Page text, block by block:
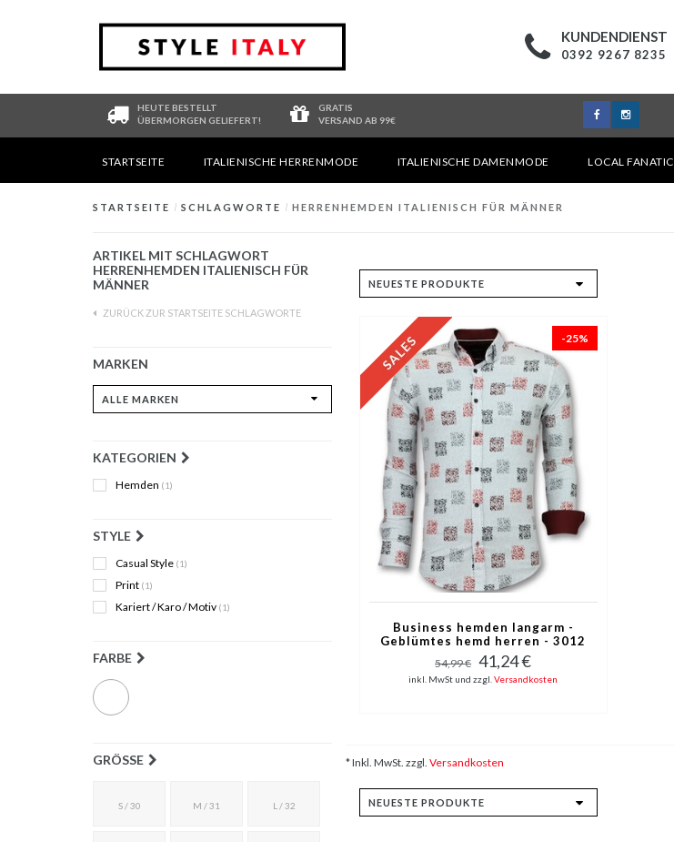
KUNDENDIENST
0392 9267 8235
HEUTE BESTELLT
ÜBERMORGEN GELIEFERT!
GRATIS
VERSAND AB 99€
STARTSEITE ITALIENISCHE HERRENMODE ITALIENISCHE DAMENMODE LOCAL FANATIC
STARTSEITE / SCHLAGWORTE / HERRENHEMDEN ITALIENISCH FÜR MÄNNER
ARTIKEL MIT SCHLAGWORT
HERRENHEMDEN ITALIENISCH FÜR
MÄNNER
ZURÜCK ZUR STARTSEITE SCHLAGWORTE
MARKEN
KATEGORIEN
Hemden (1)
STYLE
Casual Style (1)
Print (1)
Kariert / Karo / Motiv (1)
FARBE
GRÖSSE
S / 30 M / 31 L / 32
-25%
Business hemden langarm -
Geblümtes hemd herren - 3012
- Weib
54,99 € 41,24 €
inkl. MwSt und zzgl.Versandkosten
* Inkl. MwSt. zzgl. Versandkosten